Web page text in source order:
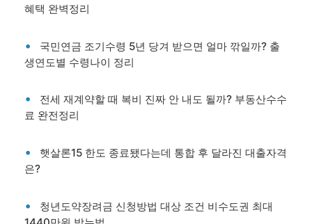
혜택 완벽정리
국민연금 조기수령 5년 당겨 받으면 얼마 깎일까? 출
생연도별 수령나이 정리
전세 재계약할 때 복비 진짜 안 내도 될까? 부동산수수
료 완전정리
햇살론15 한도 종료됐다는데 통합 후 달라진 대출자격
은?
청년도약장려금 신청방법 대상 조건 비수도권 최대